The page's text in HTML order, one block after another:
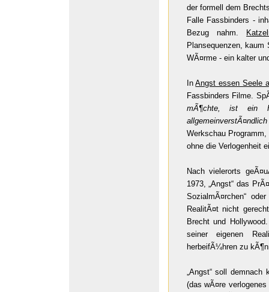
der formell dem
Falle Fassbinders -
Bezug nahm.
Plansequenzen,
WÃ¤rme - ein kalter
InAngst essen Seele
Fassbinders Filme.
mÃ¶chte, ist ein
Werkschau
ohne die Verlogenheit
Nach vielerorts
1973, „Angst“ das
SozialmÃ¤rchen“
RealitÃ¤t nicht
Brecht und
seiner eigenen
herbeifÃ¼hren zu
„Angst“ soll
(das wÃ¤re